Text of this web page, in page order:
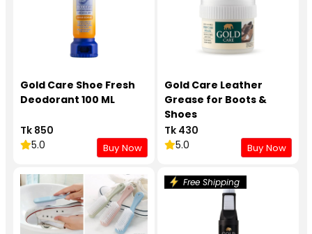
Gold Care Shoe Fresh
Deodorant 100 ML
Tk 850
5.0
Buy Now
Gold Care Leather
Grease for Boots &
Shoes
Tk 430
5.0
Buy Now
Free Shipping